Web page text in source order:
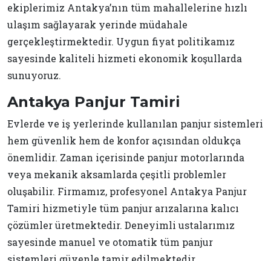
ekiplerimiz Antakya’nın tüm mahallelerine hızlı
ulaşım sağlayarak yerinde müdahale
gerçekleştirmektedir. Uygun fiyat politikamız
sayesinde kaliteli hizmeti ekonomik koşullarda
sunuyoruz.
Antakya Panjur Tamiri
Evlerde ve iş yerlerinde kullanılan panjur sistemleri
hem güvenlik hem de konfor açısından oldukça
önemlidir. Zaman içerisinde panjur motorlarında
veya mekanik aksamlarda çeşitli problemler
oluşabilir. Firmamız, profesyonel Antakya Panjur
Tamiri hizmetiyle tüm panjur arızalarına kalıcı
çözümler üretmektedir. Deneyimli ustalarımız
sayesinde manuel ve otomatik tüm panjur